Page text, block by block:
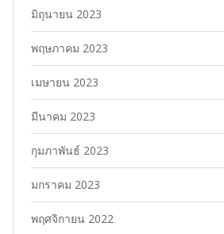
มิถุนายน 2023
พฤษภาคม 2023
เมษายน 2023
มีนาคม 2023
กุมภาพันธ์ 2023
มกราคม 2023
พฤศจิกายน 2022